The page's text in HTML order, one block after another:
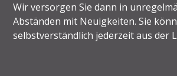
Wir versorgen Sie dann in
Abständen mit Neuigkeiten. Sie
selbstverständlich jederzeit aus der